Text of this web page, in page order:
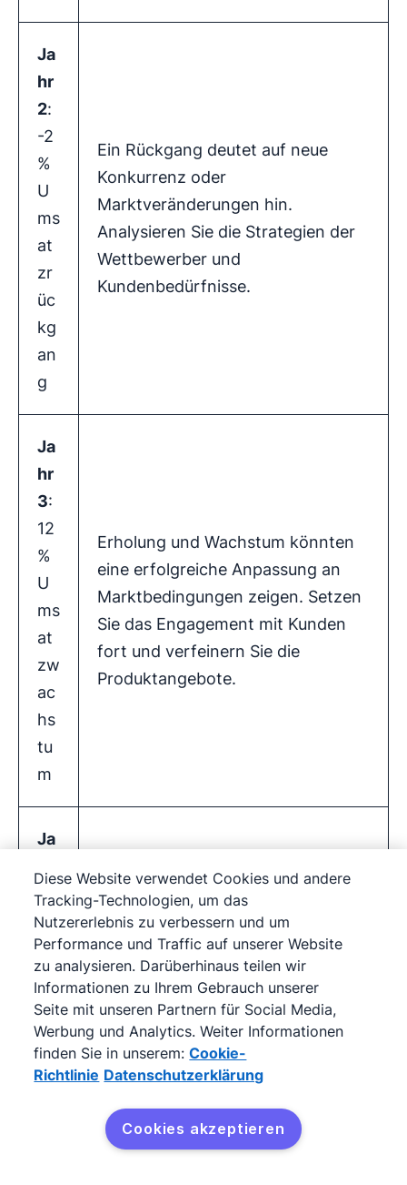
Ja
hr
2:
-2
%
U
ms
at
zr
üc
kg
an
g
Ein Rückgang deutet auf neue
Konkurrenz oder
Marktveränderungen hin.
Analysieren Sie die Strategien der
Wettbewerber und
Kundenbedürfnisse.
Ja
hr
3:
12
%
U
ms
at
zw
ac
hs
tu
m
Erholung und Wachstum könnten
eine erfolgreiche Anpassung an
Marktbedingungen zeigen. Setzen
Sie das Engagement mit Kunden
fort und verfeinern Sie die
Produktangebote.
Ja
4:
7
%
U
ms
at
zw
ac
Stetiges Wachstum deutet auf
Stabilität hin. Behalten Sie Ihre
Wettbewerbsfähigkeit bei.
Kostenlos testen
Diese Website verwendet Cookies und andere
Tracking-Technologien, um das
Nutzererlebnis zu verbessern und um
Performance und Traffic auf unserer Website
zu analysieren. Darüberhinaus teilen wir
Informationen zu Ihrem Gebrauch unserer
Seite mit unseren Partnern für Social Media,
Werbung und Analytics. Weiter Informationen
finden Sie in unserem: Cookie-
Richtlinie Datenschutzerklärung
Cookies akzeptieren